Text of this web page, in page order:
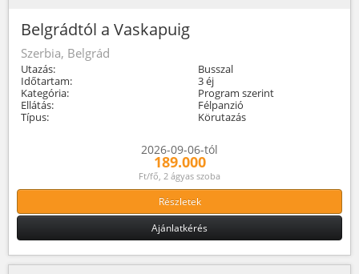
Belgrádtól a Vaskapuig
Szerbia, Belgrád
Utazás:
Busszal
Időtartam:
3 éj
Kategória:
Program szerint
Ellátás:
Félpanzió
Típus:
Körutazás
2026-09-06-tól
189.000
Ft/fő, 2 ágyas szoba
Részletek
Ajánlatkérés